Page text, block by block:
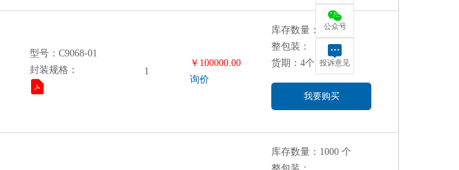
感光面积：10×10 mm
型号：C9068-01
封装规格：
1
￥100000.00
询价
库存数量：1000 个
整包装：
货期：4个月
我要购买
库存数量：1000 个
公众号
投诉意见